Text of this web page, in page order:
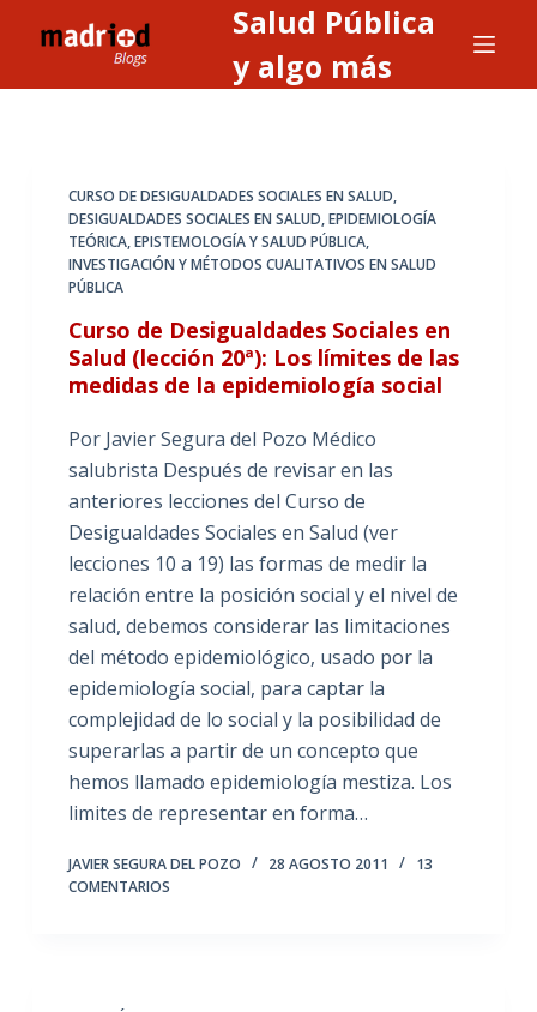
l
Salud Pública
y algo más
CURSO DE DESIGUALDADES SOCIALES EN SALUD,
DESIGUALDADES SOCIALES EN SALUD,EPIDEMIOLOGÍA
TEÓRICA,EPISTEMOLOGÍA Y SALUD PÚBLICA,
INVESTIGACIÓN Y MÉTODOS CUALITATIVOS EN SALUD
PÚBLICA
Curso de Desigualdades Sociales en
Salud (lección 20ª): Los límites de las
medidas de la epidemiología social
Por Javier Segura del Pozo Médico
salubrista Después de revisar en las
anteriores lecciones del Curso de
Desigualdades Sociales en Salud (ver
lecciones 10 a 19) las formas de medir la
relación entre la posición social y el nivel de
salud, debemos considerar las limitaciones
del método epidemiológico, usado por la
epidemiología social, para captar la
complejidad de lo social y la posibilidad de
superarlas a partir de un concepto que
hemos llamado epidemiología mestiza. Los
limites de representar en forma…
JAVIER SEGURA DEL POZO 28 AGOSTO 2011
13
COMENTARIOS